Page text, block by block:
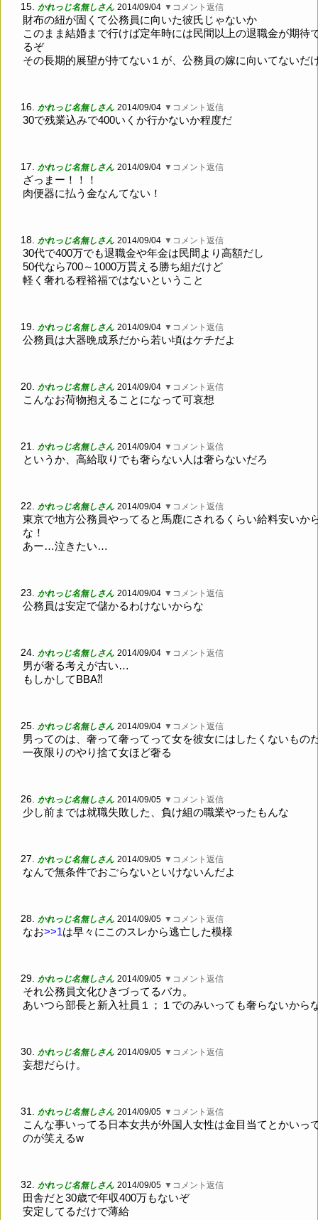
15. かれっじ名無しさん 2014/09/04 ▼コメント返信
財布の紐が固くて公務員に向いた彼氏じゃないか
このまま結婚まで行けば定年時には民間以上の退職金が期待
るぞ
その長期的展望が持てない１が、公務員の嫁に向いてないだ
16. かれっじ名無しさん 2014/09/04 ▼コメント返信
30で残業込みで400いくか行かないか程度だ
17. かれっじ名無しさん 2014/09/04 ▼コメント返信
ざっまー！！！
肉便器に払う金なんてない！
18. かれっじ名無しさん 2014/09/04 ▼コメント返信
30代で400万でも退職金や年金は民間より高額だし
50代なら700～1000万貰える勝ち組だけど
軽く奢れる程裕福ではないということ
19. かれっじ名無しさん 2014/09/04 ▼コメント返信
公務員は大器晩成系だから若い頃はケチだよ
20. かれっじ名無しさん 2014/09/04 ▼コメント返信
こんなお荷物抱えることになって可哀想
21. かれっじ名無しさん 2014/09/04 ▼コメント返信
というか、高給取りでも奢らない人は奢らないだろ
22. かれっじ名無しさん 2014/09/04 ▼コメント返信
東京で地方公務員やってると馬鹿にされるくらい給料安いか
な！
あー…泣きたい…
23. かれっじ名無しさん 2014/09/04 ▼コメント返信
公務員は安定で儲かるわけないからな
24. かれっじ名無しさん 2014/09/04 ▼コメント返信
男が奢る考えが古い…
もしかしてBBA⁈
25. かれっじ名無しさん 2014/09/04 ▼コメント返信
男ってのは、奢って奢ってって女を彼女にはしたくないもの
一夜限りのやり捨て女ほど奢る
26. かれっじ名無しさん 2014/09/05 ▼コメント返信
少し前までは就職失敗した、負け組の職業やったもんな
27. かれっじ名無しさん 2014/09/05 ▼コメント返信
なんで無条件でおごらないといけないんだよ
28. かれっじ名無しさん 2014/09/05 ▼コメント返信
なお>>1は早々にこのスレから逃亡した模様
29. かれっじ名無しさん 2014/09/05 ▼コメント返信
それ公務員文化ひきづってるバカ。
あいつら部長と新入社員１；１でのみいっても奢らないから
30. かれっじ名無しさん 2014/09/05 ▼コメント返信
妄想だらけ。
31. かれっじ名無しさん 2014/09/05 ▼コメント返信
こんな事いってる日本女共が外国人女性は金目当てとかいっ
のが笑えるw
32. かれっじ名無しさん 2014/09/05 ▼コメント返信
田舎だと30歳で年収400万もないぞ
安定してるだけで薄給